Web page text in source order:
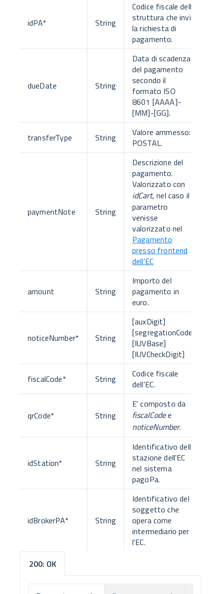
idPA* String
Codice fiscale della
struttura che invia
la richiesta di
pagamento.
dueDate String
Data di scadenza
del pagamento
secondo il
formato ISO
8601 [AAAA]-
[MM]-[GG].
transferType String
Valore ammesso:
POSTAL.
paymentNote String
Descrizione del
pagamento.
Valorizzato con
idCart, nel caso il
parametro
venisse
valorizzato nel
Pagamento
presso frontend
dell'EC
amount String
Importo del
pagamento in
euro.
noticeNumber* String
[auxDigit]
[segregationCode]
[IUVBase]
[IUVCheckDigit]
fiscalCode* String
Codice fiscale
dell'EC.
qrCode* String
E' composto da
fiscalCodee
noticeNumber.
idStation* String
Identificativo della
stazione dell'EC
nel sistema
pagoPa.
idBrokerPA* String
Identificativo del
soggetto che
opera come
intermediario per
l'EC.
200: OK